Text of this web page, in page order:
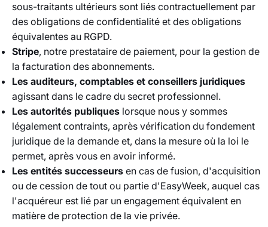
sous-traitants ultérieurs sont liés contractuellement par
des obligations de confidentialité et des obligations
équivalentes au RGPD.
Stripe, notre prestataire de paiement, pour la gestion de
la facturation des abonnements.
Les auditeurs, comptables et conseillers juridiques
agissant dans le cadre du secret professionnel.
Les autorités publiques lorsque nous y sommes
légalement contraints, après vérification du fondement
juridique de la demande et, dans la mesure où la loi le
permet, après vous en avoir informé.
Les entités successeurs en cas de fusion, d'acquisition
ou de cession de tout ou partie d'EasyWeek, auquel cas
l'acquéreur est lié par un engagement équivalent en
matière de protection de la vie privée.